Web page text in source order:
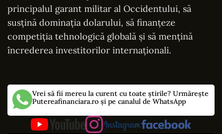
principalul garant militar al Occidentului, să
susțină dominația dolarului, să finanțeze
competiția tehnologică globală și să mențină
încrederea investitorilor internaționali.
Vrei să fii mereu la curent cu toate știrile? Urmărește
Putereafinanciara.ro și pe canalul de WhatsApp